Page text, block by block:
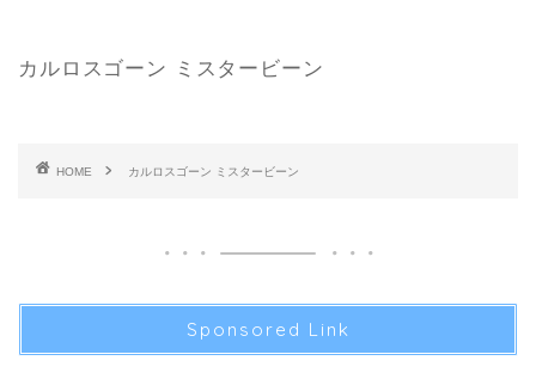
カルロスゴーン ミスタービーン
HOME カルロスゴーン ミスタービーン
Sponsored Link